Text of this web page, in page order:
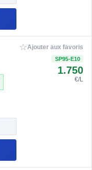
☆Ajouter aux favoris
SP95-E10
1.750
€/L